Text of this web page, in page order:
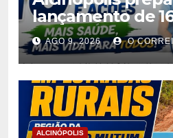
lançamento de
de saúde para
atendimento à
AGO 9, 2026 O
ALCINÓPOLIS